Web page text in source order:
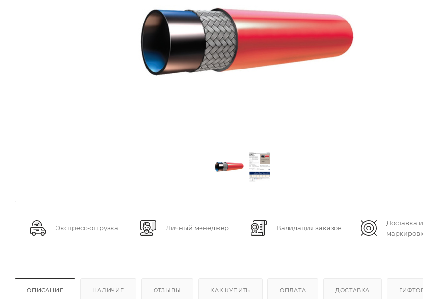
Экспресс-отгрузка Личный менеджер Валидация заказов
Доставка и
ОПИСАНИЕ НАЛИЧИЕ ОТЗЫВЫ КАК КУПИТЬ ОПЛАТА ДОСТАВКА